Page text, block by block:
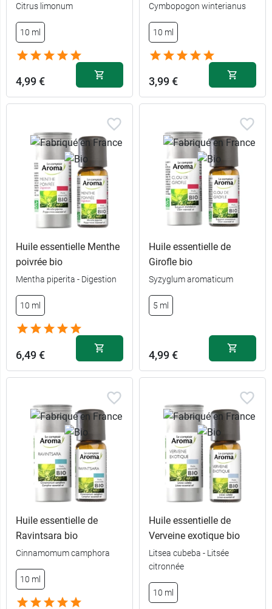
Citrus limonum
10 ml
4,99 €
Cymbopogon winterianus
10 ml
3,99 €
Huile essentielle Menthe
poivrée bio
Mentha piperita - Digestion
10 ml
6,49 €
Huile essentielle de
Girofle bio
Syzyglum aromaticum
5 ml
4,99 €
Huile essentielle de
Ravintsara bio
Cinnamomum camphora
10 ml
Huile essentielle de
Verveine exotique bio
Litsea cubeba - Litsée
citronnée
10 ml